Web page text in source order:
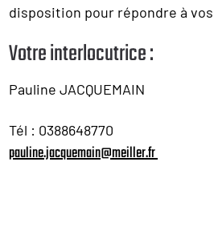
disposition pour répondre à
Votre interlocutrice :
Pauline JACQUEMAIN
Tél : 0388648770
pauline.jacquemain@meiller.fr